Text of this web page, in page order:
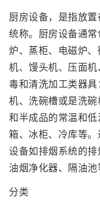
厨房设备，是指放
统称。厨房设备通
炉、蒸柜、电磁炉
机、馒头机、压面
毒和清洗加工类器
机、洗碗槽或是洗
和半成品的常温和
箱、冰柜、冷库等
设备如排烟系统的
油烟净化器、隔油池
分类